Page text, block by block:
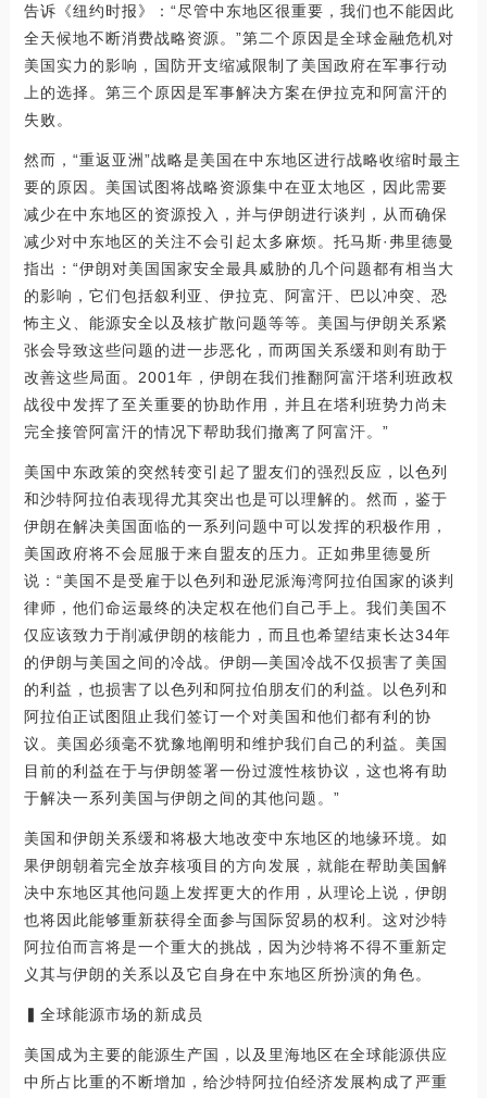
告诉《纽约时报》：“尽管中东地区很重要，我们也不能因此
全天候地不断消费战略资源。”第二个原因是全球金融危机对
美国实力的影响，国防开支缩减限制了美国政府在军事行动
上的选择。第三个原因是军事解决方案在伊拉克和阿富汗的
失败。
然而，“重返亚洲”战略是美国在中东地区进行战略收缩时最主
要的原因。美国试图将战略资源集中在亚太地区，因此需要
减少在中东地区的资源投入，并与伊朗进行谈判，从而确保
减少对中东地区的关注不会引起太多麻烦。托马斯·弗里德曼
指出：“伊朗对美国国家安全最具威胁的几个问题都有相当大
的影响，它们包括叙利亚、伊拉克、阿富汗、巴以冲突、恐
怖主义、能源安全以及核扩散问题等等。美国与伊朗关系紧
张会导致这些问题的进一步恶化，而两国关系缓和则有助于
改善这些局面。2001年，伊朗在我们推翻阿富汗塔利班政权
战役中发挥了至关重要的协助作用，并且在塔利班势力尚未
完全接管阿富汗的情况下帮助我们撤离了阿富汗。”
美国中东政策的突然转变引起了盟友们的强烈反应，以色列
和沙特阿拉伯表现得尤其突出也是可以理解的。然而，鉴于
伊朗在解决美国面临的一系列问题中可以发挥的积极作用，
美国政府将不会屈服于来自盟友的压力。正如弗里德曼所
说：“美国不是受雇于以色列和逊尼派海湾阿拉伯国家的谈判
律师，他们命运最终的决定权在他们自己手上。我们美国不
仅应该致力于削减伊朗的核能力，而且也希望结束长达34年
的伊朗与美国之间的冷战。伊朗—美国冷战不仅损害了美国
的利益，也损害了以色列和阿拉伯朋友们的利益。以色列和
阿拉伯正试图阻止我们签订一个对美国和他们都有利的协
议。美国必须毫不犹豫地阐明和维护我们自己的利益。美国
目前的利益在于与伊朗签署一份过渡性核协议，这也将有助
于解决一系列美国与伊朗之间的其他问题。”
美国和伊朗关系缓和将极大地改变中东地区的地缘环境。如
果伊朗朝着完全放弃核项目的方向发展，就能在帮助美国解
决中东地区其他问题上发挥更大的作用，从理论上说，伊朗
也将因此能够重新获得全面参与国际贸易的权利。这对沙特
阿拉伯而言将是一个重大的挑战，因为沙特将不得不重新定
义其与伊朗的关系以及它自身在中东地区所扮演的角色。
▍全球能源市场的新成员
美国成为主要的能源生产国，以及里海地区在全球能源供应
中所占比重的不断增加，给沙特阿拉伯经济发展构成了严重